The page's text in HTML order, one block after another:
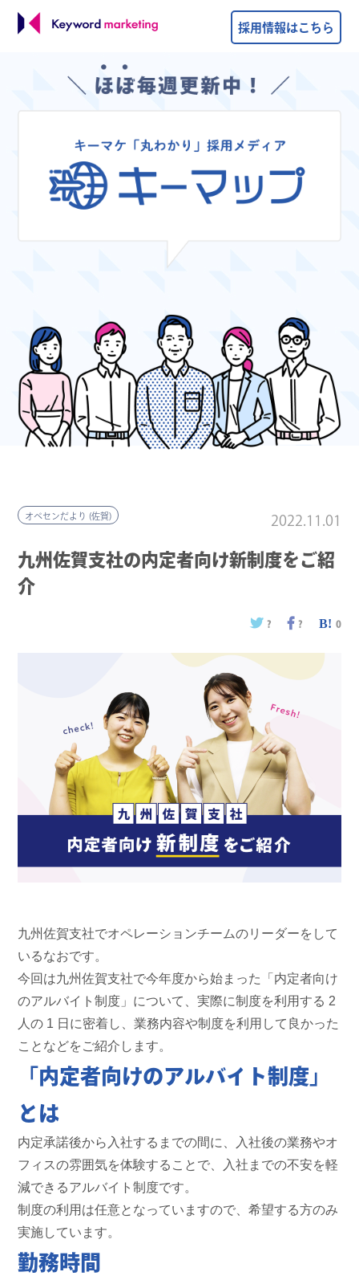
採用情報はこちら
オペセンだより (佐賀) 2022.11.01
九州佐賀支社の内定者向け新制度をご紹
介
? ? 0
九州佐賀支社でオペレーションチームのリーダーをして
いるなおです。
今回は九州佐賀支社で今年度から始まった「内定者向け
のアルバイト制度」について、実際に制度を利用する 2
人の 1 日に密着し、業務内容や制度を利用して良かった
ことなどをご紹介します。
「内定者向けのアルバイト制度」
とは
内定承諾後から入社するまでの間に、入社後の業務やオ
フィスの雰囲気を体験することで、入社までの不安を軽
減できるアルバイト制度です。
制度の利用は任意となっていますので、希望する方のみ
実施しています。
勤務時間